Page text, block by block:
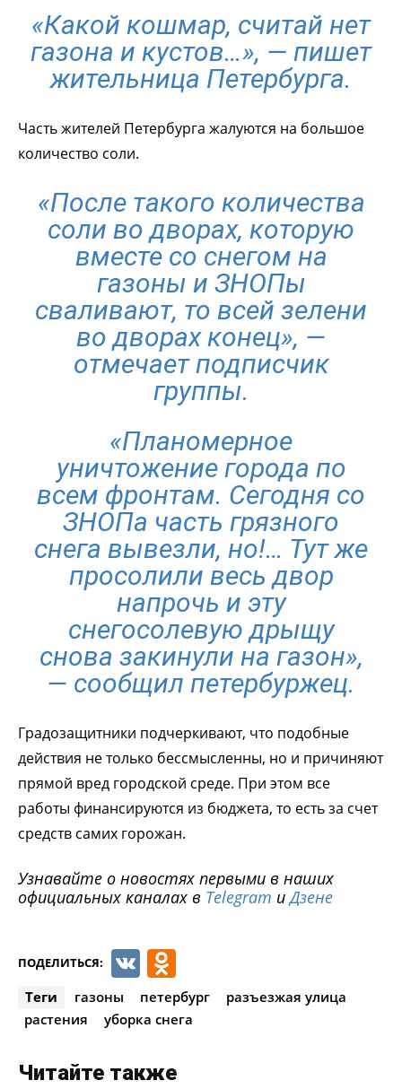
«Какой кошмар, считай нет
газона и кустов…», — пишет
жительница Петербурга.
Часть жителей Петербурга жалуются на большое
количество соли.
«После такого количества
соли во дворах, которую
вместе со снегом на
газоны и ЗНОПы
сваливают, то всей зелени
во дворах конец», —
отмечает подписчик
группы.
«Планомерное
уничтожение города по
всем фронтам. Сегодня со
ЗНОПа часть грязного
снега вывезли, но!… Тут же
просолили весь двор
напрочь и эту
снегосолевую дрыщу
снова закинули на газон»,
— сообщил петербуржец.
Градозащитники подчеркивают, что подобные
действия не только бессмысленны, но и причиняют
прямой вред городской среде. При этом все
работы финансируются из бюджета, то есть за счет
средств самих горожан.
Узнавайте о новостях первыми в наших
официальных каналах в Telegram иДзене
ПОДЕЛИТЬСЯ: VK
Теги газоны петербург
разъезжая улица
растения
уборка снега
Читайте также